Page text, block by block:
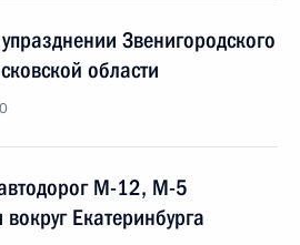
Звенигородского
области
М-12, М-5
Екатеринбурга